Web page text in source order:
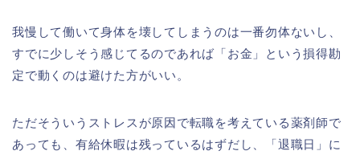
我慢して働いて身体を壊してしまうのは一番勿体ないし、
すでに少しそう感じてるのであれば「お金」という損得勘
定で動くのは避けた方がいい。
ただそういうストレスが原因で転職を考えている薬剤師で
あっても、有給休暇は残っているはずだし、「退職日」に